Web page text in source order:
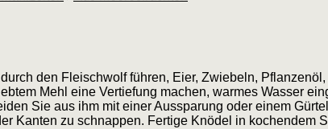
den Fleischwolf führen, Eier, Zwiebeln,
Mehl eine Vertiefung machen, warmes Wasser
Sie aus ihm mit einer Aussparung oder einem
Kanten zu schnappen. Fertige Knödel in kochendem